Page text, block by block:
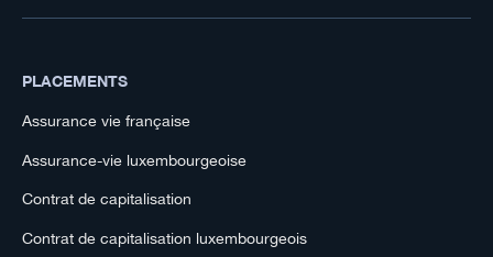
PLACEMENTS
Assurance vie française
Assurance-vie luxembourgeoise
Contrat de capitalisation
Contrat de capitalisation luxembourgeois